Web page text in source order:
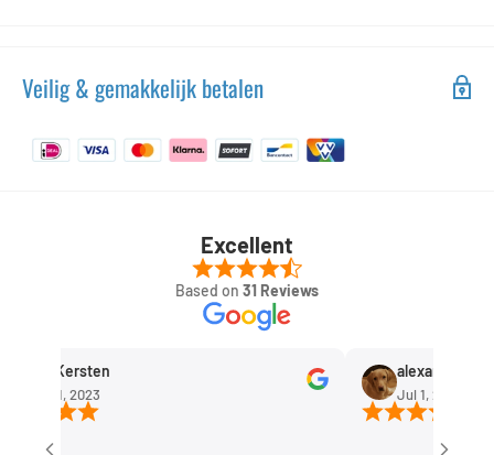
Veilig & gemakkelijk betalen
Excellent
Based on 31 Reviews
Kersten
11, 2023
alexandra
Jul 1, 2023